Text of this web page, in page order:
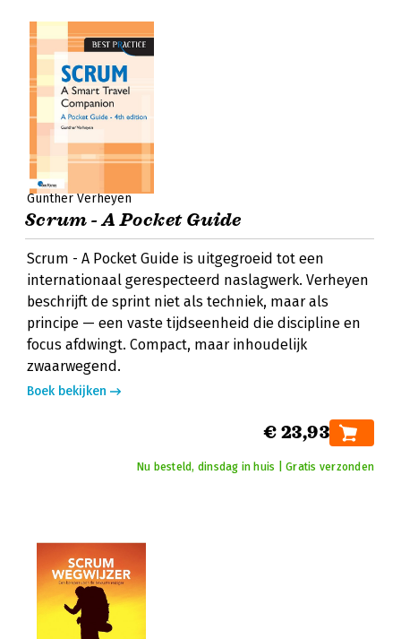
Gunther Verheyen
Scrum - A Pocket Guide
Scrum - A Pocket Guide is uitgegroeid tot een
internationaal gerespecteerd naslagwerk. Verheyen
beschrijft de sprint niet als techniek, maar als
principe — een vaste tijdseenheid die discipline en
focus afdwingt. Compact, maar inhoudelijk
zwaarwegend.
Boek bekijken
€ 23,93
Nu besteld, dinsdag in huis | Gratis verzonden